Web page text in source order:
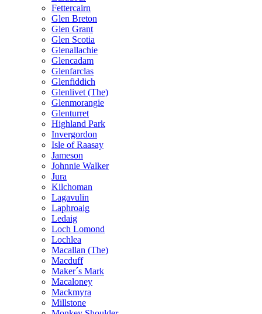
Fettercairn
Glen Breton
Glen Grant
Glen Scotia
Glenallachie
Glencadam
Glenfarclas
Glenfiddich
Glenlivet (The)
Glenmorangie
Glenturret
Highland Park
Invergordon
Isle of Raasay
Jameson
Johnnie Walker
Jura
Kilchoman
Lagavulin
Laphroaig
Ledaig
Loch Lomond
Lochlea
Macallan (The)
Macduff
Maker´s Mark
Macaloney
Mackmyra
Millstone